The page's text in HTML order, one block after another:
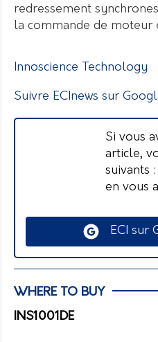
redressement
la commande de moteur
Innoscience Technology
Suivre ECInews sur
Si vous
article,
suivants
en vous
ECI sur
WHERE TO BUY
INS1001DE